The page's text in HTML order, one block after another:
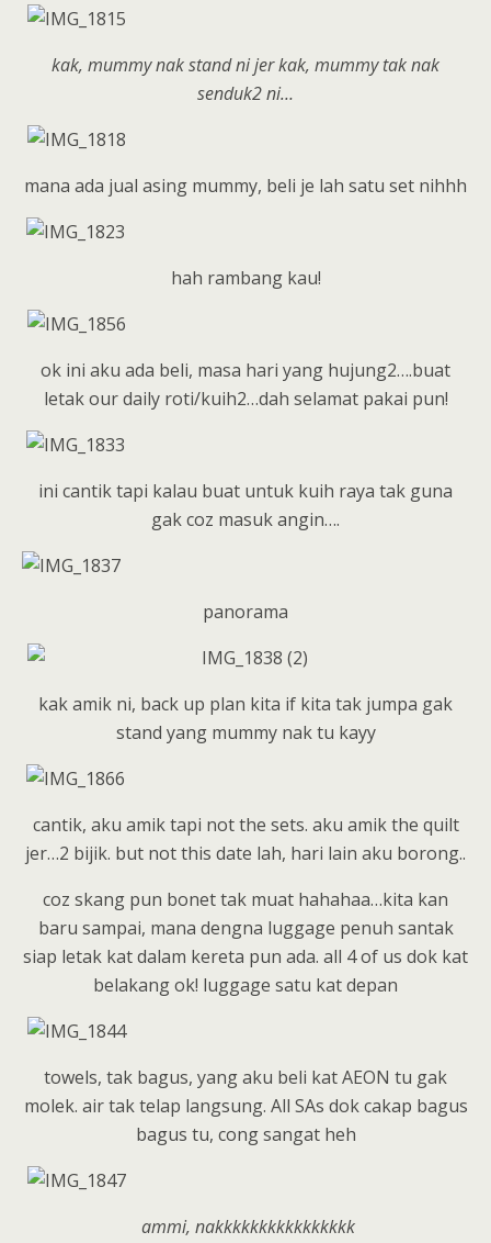
kak, mummy nak stand ni jer kak, mummy tak nak
senduk2 ni…
mana ada jual asing mummy, beli je lah satu set nihhh
hah rambang kau!
ok ini aku ada beli, masa hari yang hujung2….buat
letak our daily roti/kuih2…dah selamat pakai pun!
ini cantik tapi kalau buat untuk kuih raya tak guna
gak coz masuk angin….
panorama
kak amik ni, back up plan kita if kita tak jumpa gak
stand yang mummy nak tu kayy
cantik, aku amik tapi not the sets. aku amik the quilt
jer…2 bijik. but not this date lah, hari lain aku borong..
coz skang pun bonet tak muat hahahaa…kita kan
baru sampai, mana dengna luggage penuh santak
siap letak kat dalam kereta pun ada. all 4 of us dok kat
belakang ok! luggage satu kat depan
towels, tak bagus, yang aku beli kat AEON tu gak
molek. air tak telap langsung. All SAs dok cakap bagus
bagus tu, cong sangat heh
ammi, nakkkkkkkkkkkkkkkk